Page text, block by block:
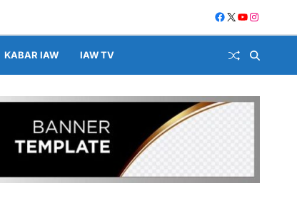
KABAR IAW IAW TV